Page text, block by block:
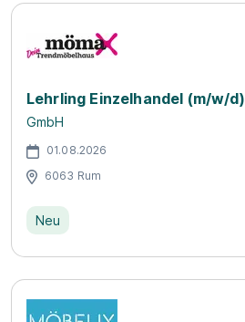
Lehrling Einzelhandel (m/w/d)
GmbH
01.08.2026
6063 Rum
Neu